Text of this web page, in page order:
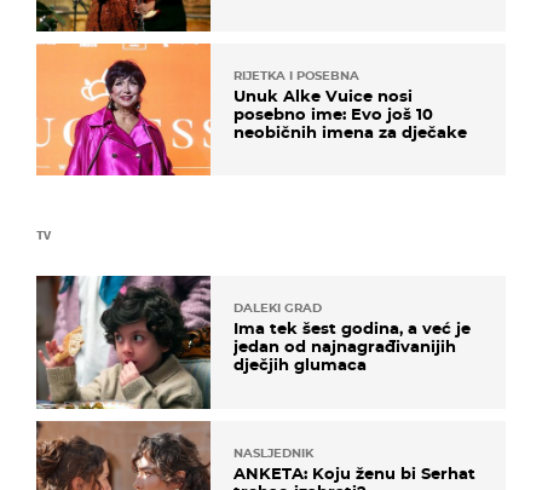
TV
DALEKI GRAD
Ima tek šest godina, a već je
jedan od najnagrađivanijih
dječjih glumaca
NASLJEDNIK
ANKETA: Koju ženu bi Serhat
RIJETKA I POSEBNA
Unuk Alke Vuice nosi
posebno ime: Evo još 10
neobičnih imena za dječake